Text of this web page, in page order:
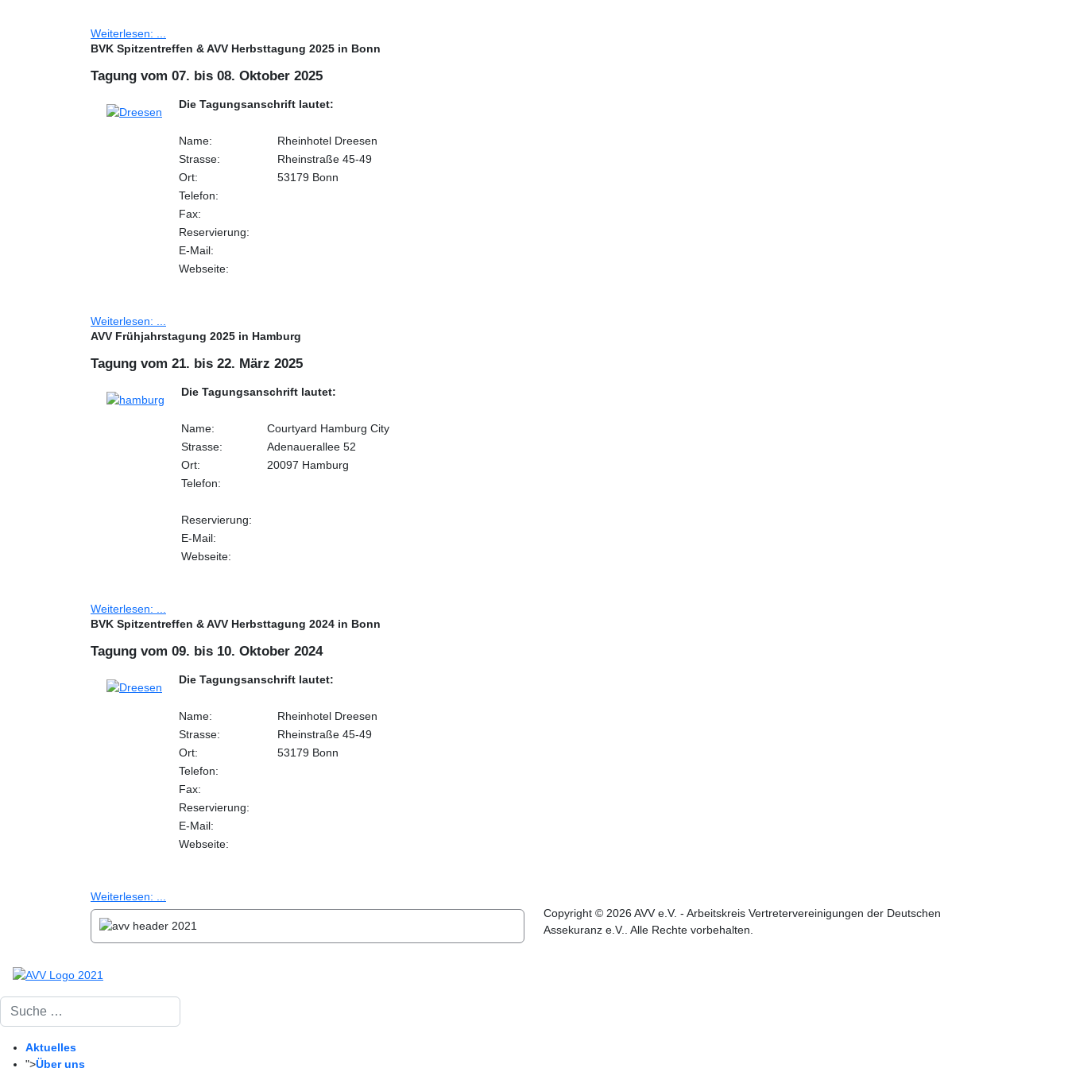
Weiterlesen: ...
BVK Spitzentreffen & AVV Herbsttagung 2025 in Bonn
Tagung vom 07. bis 08. Oktober 2025
Die Tagungsanschrift lautet:
Name:
Rheinhotel Dreesen
Strasse:
Rheinstraße 45-49
Ort:
53179 Bonn
Telefon:
Fax:
Reservierung:
E-Mail:
Webseite:
Weiterlesen: ...
AVV Frühjahrstagung 2025 in Hamburg
Tagung vom 21. bis 22. März 2025
Die Tagungsanschrift lautet:
Name:
Courtyard Hamburg City
Strasse:
Adenauerallee 52
Ort:
20097 Hamburg
Telefon:
Reservierung:
E-Mail:
Webseite:
Weiterlesen: ...
BVK Spitzentreffen & AVV Herbsttagung 2024 in Bonn
Tagung vom 09. bis 10. Oktober 2024
Die Tagungsanschrift lautet:
Name:
Rheinhotel Dreesen
Strasse:
Rheinstraße 45-49
Ort:
53179 Bonn
Telefon:
Fax:
Reservierung:
E-Mail:
Webseite:
Weiterlesen: ...
Copyright © 2026 AVV e.V. - Arbeitskreis Vertretervereinigungen der Deutschen
Assekuranz e.V.. Alle Rechte vorbehalten.
Suchen
Aktuelles
">Über uns